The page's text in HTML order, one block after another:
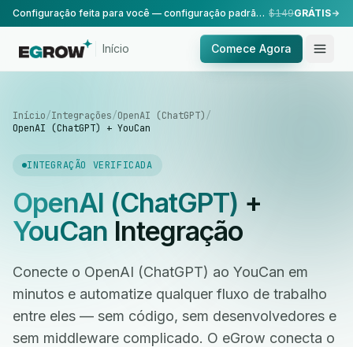
Configuração feita para você — configuração padrão, realizada pela nossa equipe. $149GRÁTIS
Início Comece Agora
Início/Integrações/OpenAI (ChatGPT)/
OpenAI (ChatGPT) + YouCan
INTEGRAÇÃO VERIFICADA
OpenAI (ChatGPT) +
YouCan Integração
Conecte o OpenAI (ChatGPT) ao YouCan em
minutos e automatize qualquer fluxo de trabalho
entre eles — sem código, sem desenvolvedores e
sem middleware complicado. O eGrow conecta o